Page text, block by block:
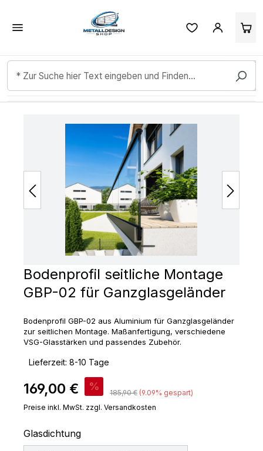
Zum Hauptinhalt springen
Bildergalerie überspringen
Bodenprofil seitliche Montage
GBP-02 für Ganzglasgeländer
Bodenprofil GBP-02 aus Aluminium für Ganzglasgeländer
zur seitlichen Montage. Maßanfertigung, verschiedene
VSG-Glasstärken und passendes Zubehör.
Lieferzeit: 8-10 Tage
Verkaufspreis:
169,00 € % Regulärer Preis:
185,90 € (9.09% gespart)
Preise inkl. MwSt. zzgl. Versandkosten
Glasdichtungauswählen